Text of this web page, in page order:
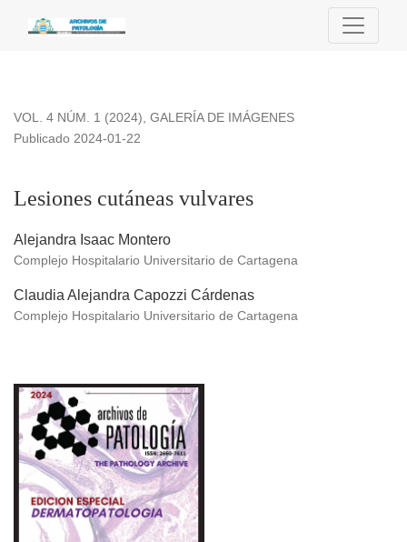
VOL. 4 NÚM. 1 (2024), GALERÍA DE IMÁGENES
Lesiones cutáneas vulvares
Publicado 2024-01-22
Alejandra Isaac Montero
Complejo Hospitalario Universitario de Cartagena
Claudia Alejandra Capozzi Cárdenas
Complejo Hospitalario Universitario de Cartagena